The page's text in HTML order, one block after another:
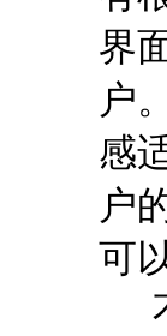
界
户
感
户
可